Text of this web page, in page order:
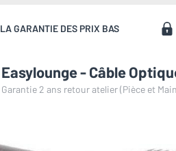
LA GARANTIE DES PRIX BAS
Easylounge - Câble
Garantie 2 ans retour atelier (Pièce et